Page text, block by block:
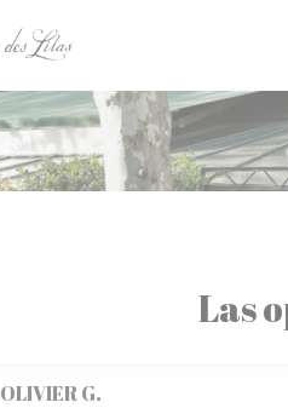
Las
OLIVIERG